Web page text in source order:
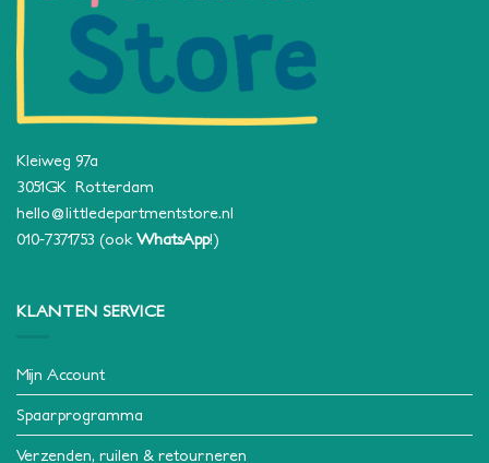
Kleiweg 97a
3051GK Rotterdam
hello@littledepartmentstore.nl
010-7371753 (ook WhatsApp!)
KLANTEN SERVICE
Mijn Account
Spaarprogramma
Verzenden, ruilen & retourneren